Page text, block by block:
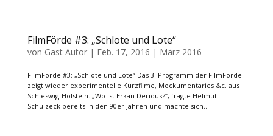
FilmFörde #3: „Schlote und Lote“
von Gast Autor| Feb. 17, 2016 | März 2016
FilmFörde #3: „Schlote und Lote“ Das 3. Programm der FilmFörde
zeigt wieder experimentelle Kurzfilme, Mockumentaries &c. aus
Schleswig-Holstein. „Wo ist Erkan Deriduk?“, fragte Helmut
Schulzeck bereits in den 90er Jahren und machte sich...